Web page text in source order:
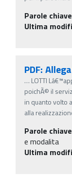
Parole chiave
Ultima
PDF:
… LOTTI
poichÃ© il
in quanto volto
alla
Parole chiave
e modalita
Ultima